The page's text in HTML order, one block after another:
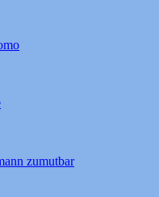
zumutbar